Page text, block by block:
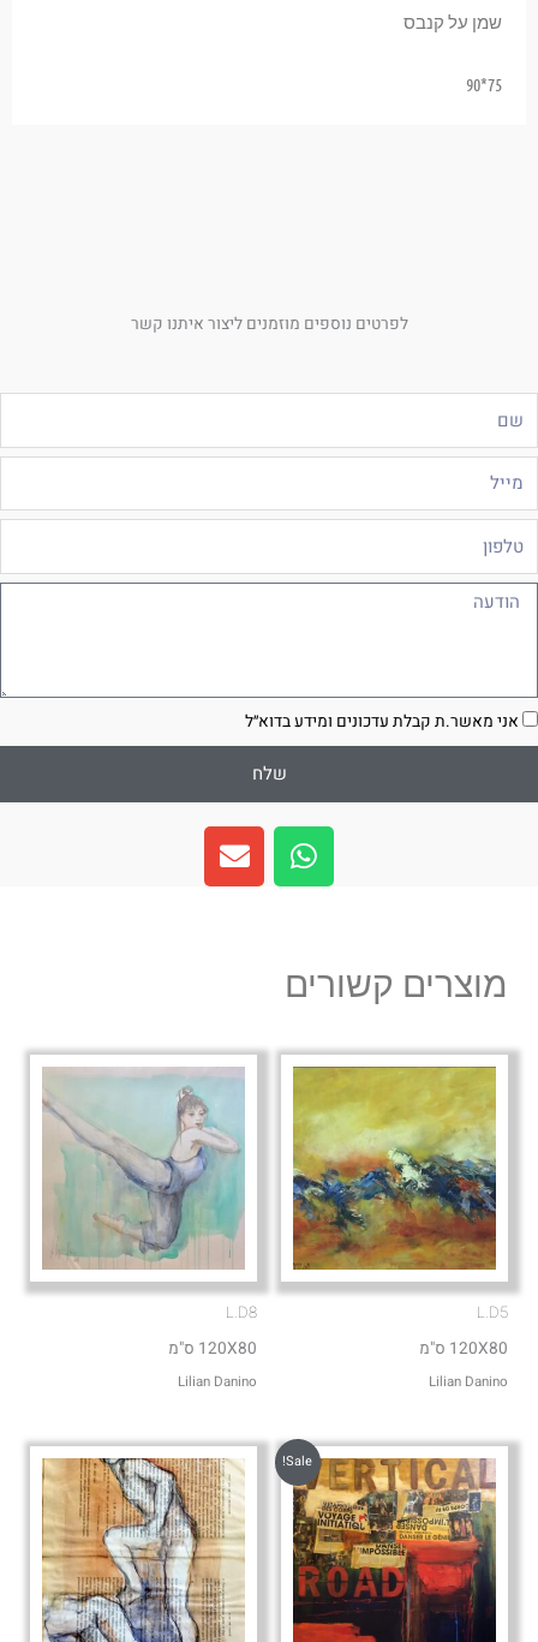
שמן על קנבס
75*90
לפרטים נוספים מוזמנים ליצור איתנו קשר
אני מאשר.ת קבלת עדכונים ומידע בדוא״ל
שלח
W
h
a
a
p
E
n
v
e
מוצרים קשורים
L.D5
120X80 ס"מ
Lilian Danino
L.D8
120X80 ס"מ
Lilian Danino
Sale!